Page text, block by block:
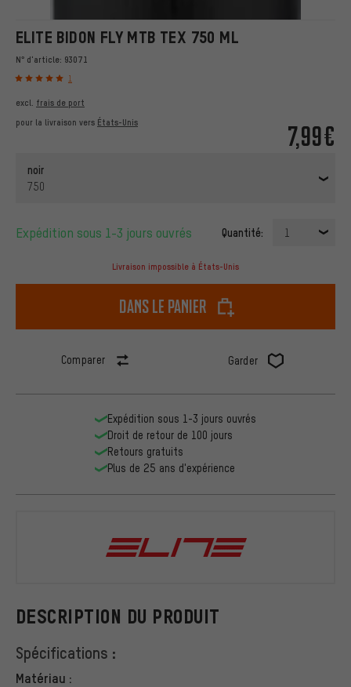
ELITE BIDON FLY MTB TEX 750 ML
N° d'article: 93071
1
7,99€
excl. frais de port
pour la livraison vers États-Unis
noir
750
Expédition sous 1-3 jours ouvrés Quantité: 1
Livraison impossible à États-Unis
dans le panier
Comparer Garder
DESCRIPTION DU PRODUIT
Spécifications :
Matériau :
Expédition sous 1-3 jours ouvrés
Droit de retour de 100 jours
Retours gratuits
Plus de 25 ans d'expérience